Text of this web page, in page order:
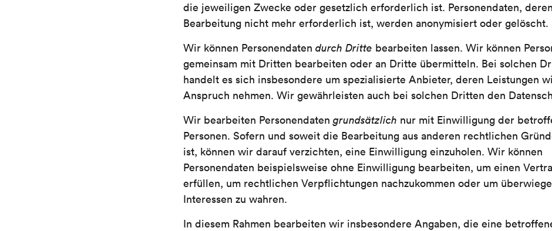
die jeweiligen Zwecke oder gesetzlich erforderlich ist. Personendaten, deren
Bearbeitung nicht mehr erforderlich ist, werden anonymisiert oder gelöscht.
Wir können Personendaten durch Dritte bearbeiten lassen. Wir können
gemeinsam mit Dritten bearbeiten oder an Dritte übermitteln. Bei solchen
handelt es sich insbesondere um spezialisierte Anbieter, deren Leistungen
Anspruch nehmen. Wir gewährleisten auch bei solchen Dritten den
Wir bearbeiten Personendaten grundsätzlich nur mit Einwilligung der
Personen. Sofern und soweit die Bearbeitung aus anderen rechtlichen
ist, können wir darauf verzichten, eine Einwilligung einzuholen. Wir können
Personendaten beispielsweise ohne Einwilligung bearbeiten, um einen
erfüllen, um rechtlichen Verpflichtungen nachzukommen oder um
Interessen zu wahren.
In diesem Rahmen bearbeiten wir insbesondere Angaben, die eine